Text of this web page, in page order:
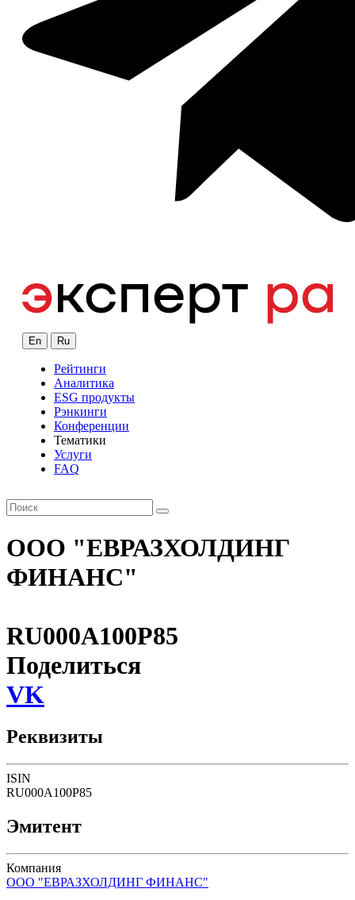
En Ru
Рейтинги
Аналитика
ESG продукты
Рэнкинги
Конференции
Тематики
Услуги
FAQ
ООО "ЕВРАЗХОЛДИНГ
ФИНАНС"
RU000A100P85
Поделиться
VK
Реквизиты
ISIN
RU000A100P85
Эмитент
Компания
ООО "ЕВРАЗХОЛДИНГ ФИНАНС"